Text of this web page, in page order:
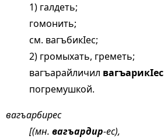
1) галдеть;
гомонить;
см. вагъбикIес;
2) громыхать, греметь;
вагъарайличил вагъарикIес
погремушкой.
вагъарбирес
[(мн. вагъардир-ес),